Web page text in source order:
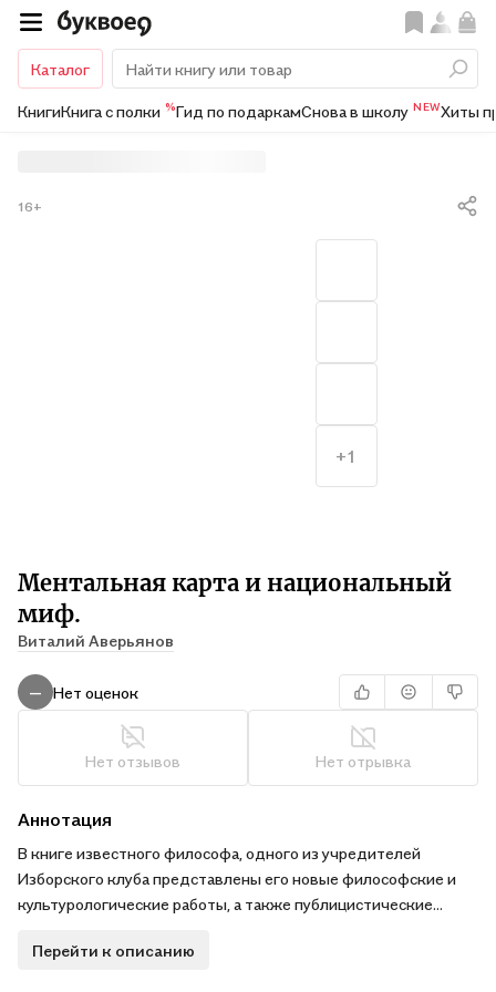
Каталог
КнигиКнига с полки %Гид по подаркамСнова в школу NEWХиты
Ментальная карта и национальный
миф.
Виталий Аверьянов
16+
— Нет оценок
Нет отзывов Нет отрывка
+1
Аннотация
В книге известного философа, одного из учредителей
Изборского клуба представлены его новые философские и
культурологические работы, а также публицистические
патриотического интеллектуального класса.
Перейти к описанию